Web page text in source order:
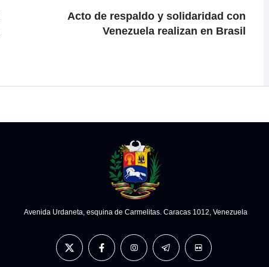
Acto de respaldo y solidaridad con
Venezuela realizan en Brasil
Avenida Urdaneta, esquina de Carmelitas. Caracas 1012, Venezuela